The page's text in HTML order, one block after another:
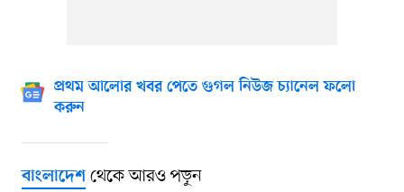
প্রথম আলোর খবর পেতে গুগল নিউজ চ্যানেল ফলো
করুন
বাংলাদেশথেকে আরও পড়ুন